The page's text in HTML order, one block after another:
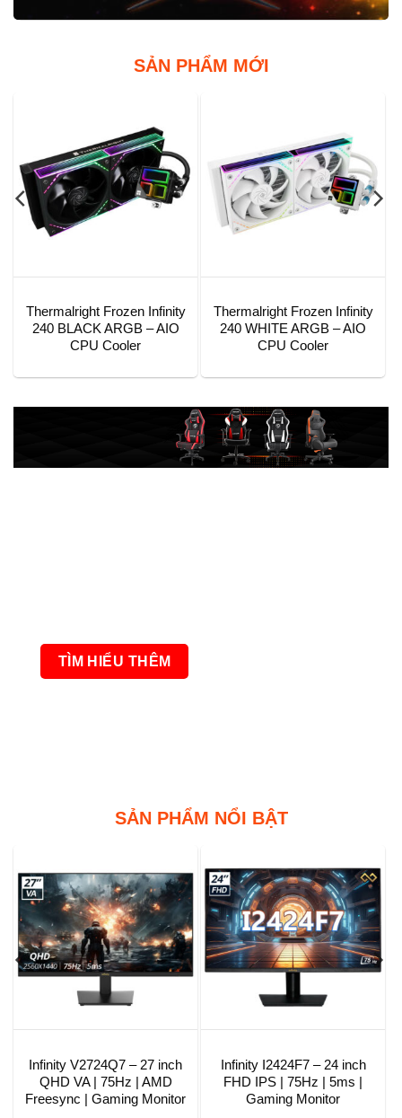
SẢN PHẨM MỚI
Thermalright Frozen Infinity
240 BLACK ARGB – AIO
CPU Cooler
Thermalright Frozen Infinity
240 WHITE ARGB – AIO
CPU Cooler
GAMING CHAIR
TÌM HIỂU THÊM
SẢN PHẨM NỔI BẬT
Infinity V2724Q7 – 27 inch
QHD VA | 75Hz | AMD
Freesync | Gaming Monitor
Infinity I2424F7 – 24 inch
FHD IPS | 75Hz | 5ms |
Gaming Monitor